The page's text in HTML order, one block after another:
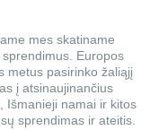
mes skatiname
Europos
metus pasirinko žaliąjį
į atsinaujinančius
Išmanieji namai ir kitos
sprendimas ir ateitis.